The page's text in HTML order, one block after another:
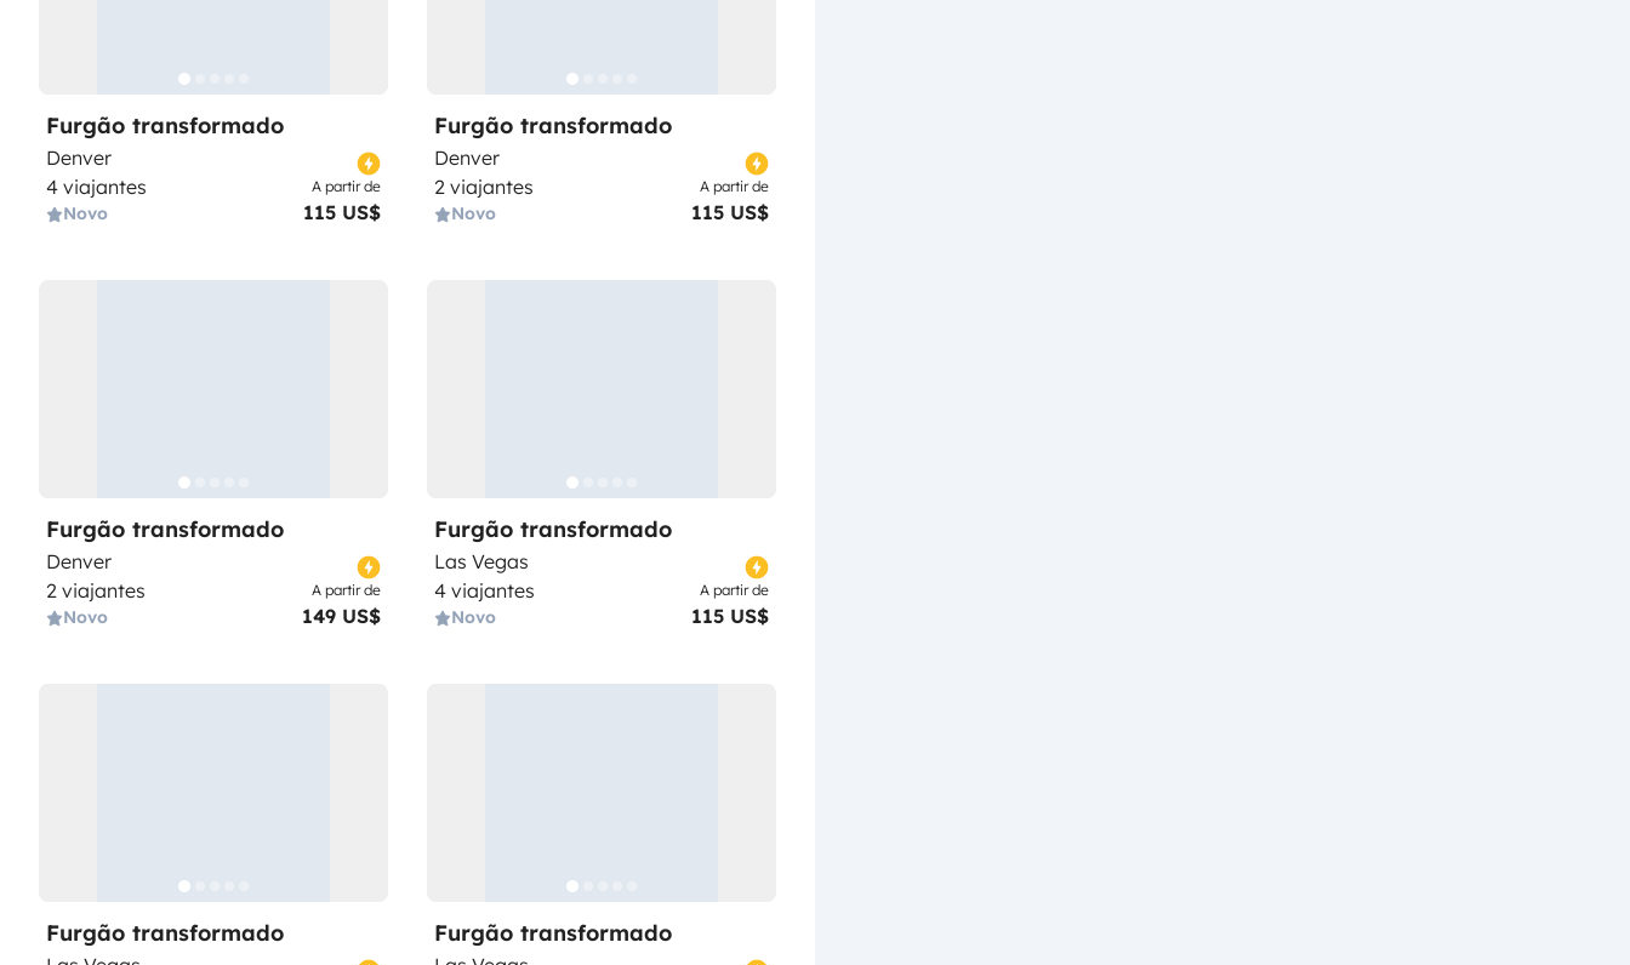
Furgão transformado
Denver
4 viajantes
Novo
A partir de
115 US$
Furgão transformado
Denver
2 viajantes
Novo
A partir de
115 US$
Furgão transformado
Denver
2 viajantes
Novo
A partir de
149 US$
Furgão transformado
Las Vegas
4 viajantes
Novo
A partir de
115 US$
Furgão transformado Furgão transformado